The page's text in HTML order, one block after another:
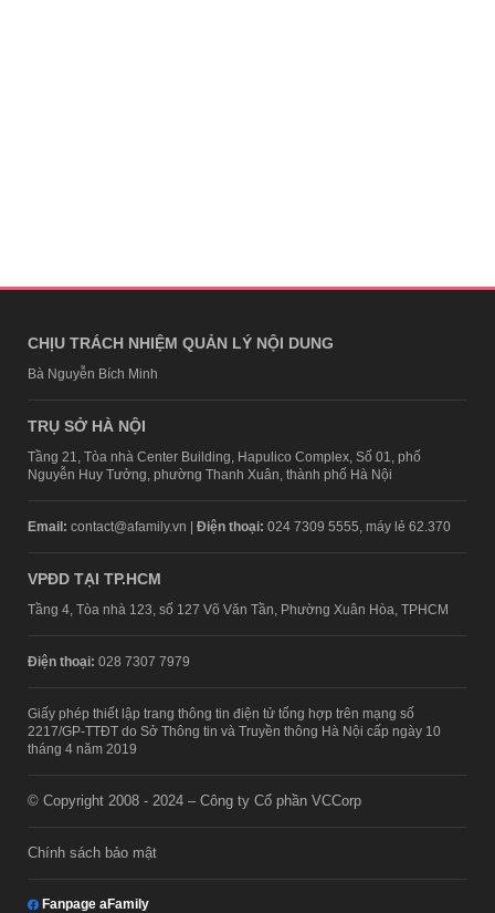
CHỊU TRÁCH NHIỆM QUẢN LÝ NỘI DUNG
Bà Nguyễn Bích Minh
TRỤ SỞ HÀ NỘI
Tầng 21, Tòa nhà Center Building, Hapulico Complex, Số 01, phố
Nguyễn Huy Tưởng, phường Thanh Xuân, thành phố Hà Nội
Email: contact@afamily.vn | Điện thoại: 024 7309 5555, máy lẻ 62.370
VPĐD TẠI TP.HCM
Tầng 4, Tòa nhà 123, số 127 Võ Văn Tần, Phường Xuân Hòa, TPHCM
Điện thoại: 028 7307 7979
Giấy phép thiết lập trang thông tin điện tử tổng hợp trên mạng số
2217/GP-TTĐT do Sở Thông tin và Truyền thông Hà Nội cấp ngày 10
tháng 4 năm 2019
© Copyright 2008 - 2024 – Công ty Cổ phần VCCorp
Chính sách bảo mật
Fanpage aFamily